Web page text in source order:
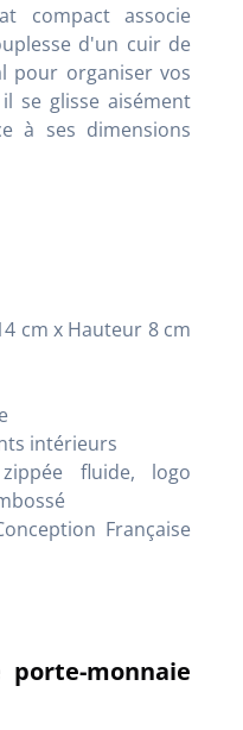
compact associe
d'un cuir de
pour organiser vos
se glisse aisément
à ses dimensions
cm x Hauteur 8 cm
intérieurs
fluide, logo
Française
porte-monnaie